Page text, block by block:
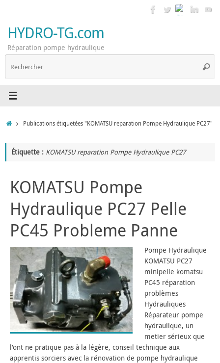
contenu
HYDRO-TG.com
Réparation pompe hydraulique
AccueilPublications étiquetées "KOMATSU reparation Pompe Hydraulique PC27"
Étiquette : KOMATSU reparation Pompe Hydraulique PC27
KOMATSU Pompe
Hydraulique PC27 Pelle
PC45 Probleme Panne
Pompe Hydraulique
KOMATSU PC27
minipelle komatsu
PC45 réparation
problèmes
Hydrauliques
Réparateur pompe
hydraulique, un
metier sérieux que
l’ont ne pratique pas à la légère, conseil technique aux
apprentis sorciers avec la rénovation de pompe hydraulique